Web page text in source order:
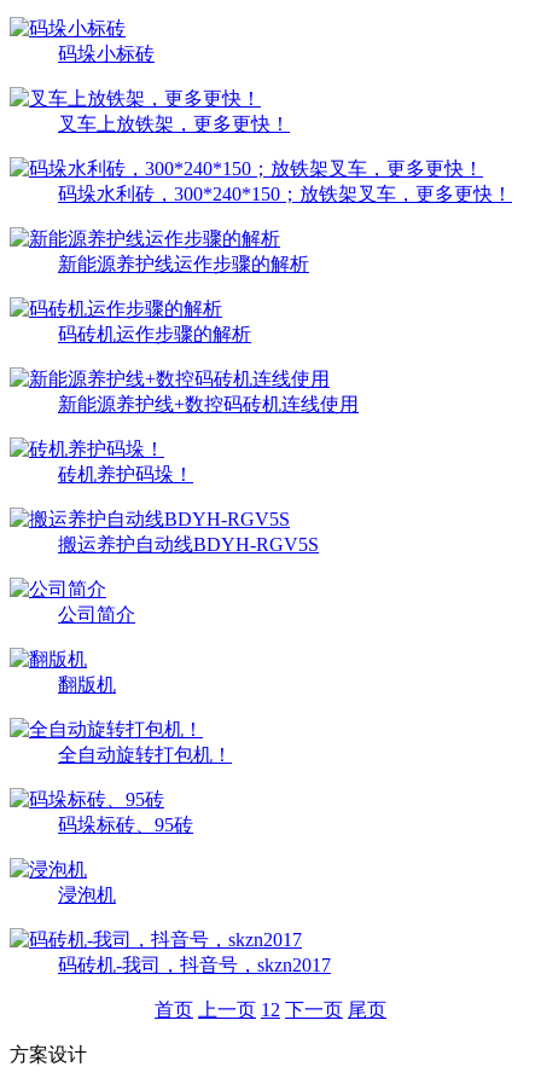
码垛小标砖
叉车上放铁架，更多更快！
码垛水利砖，300*240*150；放铁架叉车，更多更快！
新能源养护线运作步骤的解析
码砖机运作步骤的解析
新能源养护线+数控码砖机连线使用
砖机养护码垛！
搬运养护自动线BDYH-RGV5S
公司简介
翻版机
全自动旋转打包机！
码垛标砖、95砖
浸泡机
码砖机-我司，抖音号，skzn2017
首页 上一页 12 下一页 尾页
方案设计